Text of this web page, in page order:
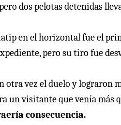
dos pelotas detenidas
en el horizontal fue el
pero su tiro fue
vez el duelo y lograron
un visitante que venía más
consecuencia.